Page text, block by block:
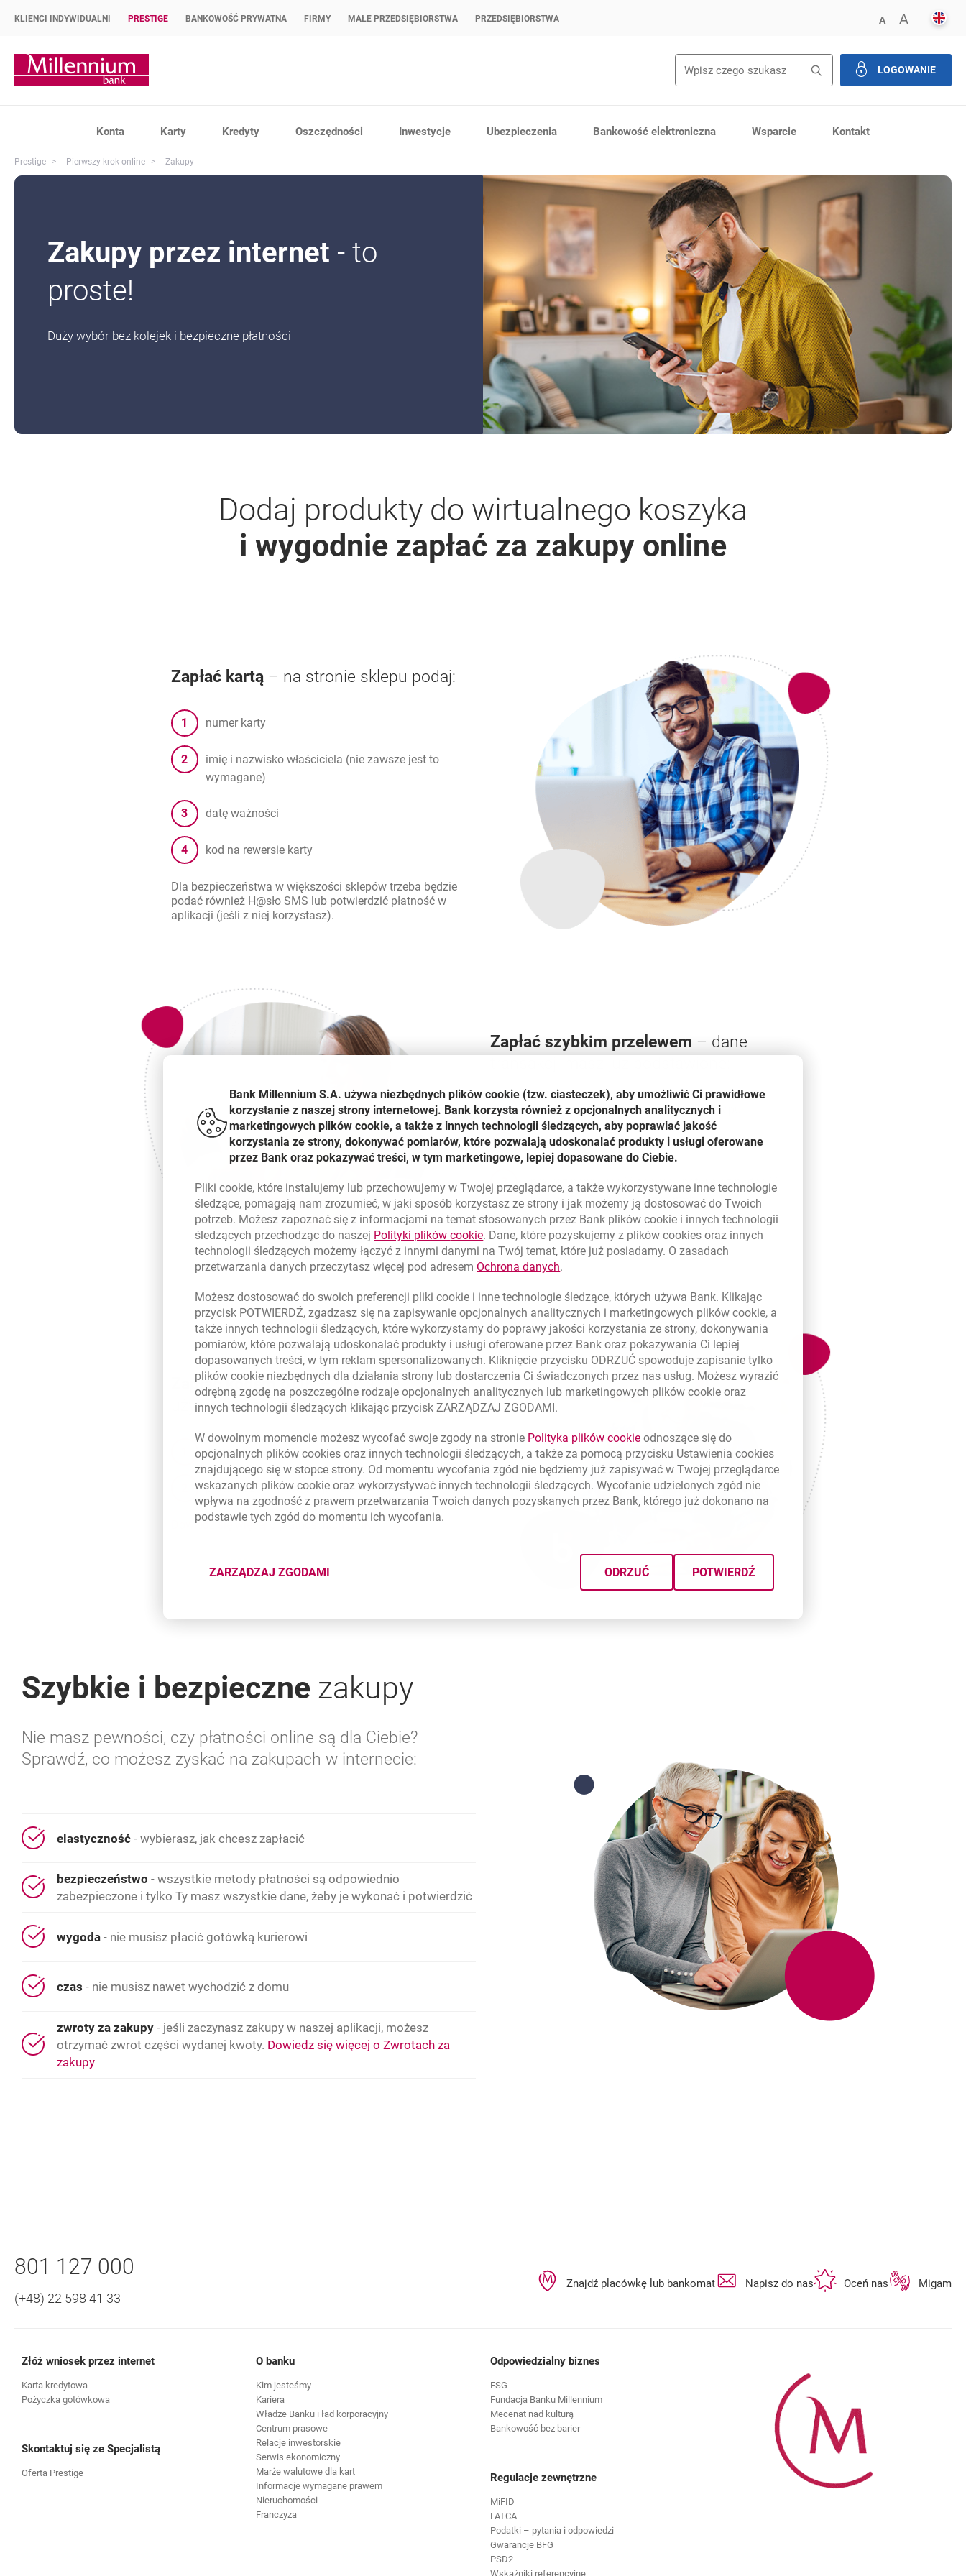
KLIENCI INDYWIDUALNI PRESTIGE BANKOWOŚĆ PRYWATNA FIRMY MAŁE PRZEDSIĘBIORSTWA PRZEDSIĘBIORSTWA AZMNIEJSZ FONT
A
Strona główna Bank Millennium
LOGOWANIE
Konta Karty Kredyty Oszczędności Inwestycje Ubezpieczenia Bankowość elektroniczna Wsparcie Kontakt
Prestige Pierwszy krok online Zakupy
Zakupy przez internet - to
proste!
Duży wybór bez kolejek i bezpieczne płatności
Dodaj produkty do wirtualnego koszyka
i wygodnie zapłać za zakupy online
Zapłać kartą– na stronie sklepu podaj:
numer karty
imię i nazwisko właściciela (nie zawsze jest to
wymagane)
datę ważności
kod na rewersie karty
Dla bezpieczeństwa w większości sklepów trzeba będzie
podać również H@sło SMS lub potwierdzić płatność w
aplikacji (jeśli z niej korzystasz).
Zapłać szybkim przelewem – dane
wybierz Bank Millennium na stronie sklepu
zaloguj się do konta
sprawdź poprawność danych i potwierdź płatność
H@słem SMS lub w aplikacji mobilnej
Zapłać kodem BLIK– opcja dla
użytkowników aplikacji mobilnej:
przepisz kod BLIK z aplikacji na stronę sklepu
potwierdź płatność w aplikacji PIN-em
Dowiedz się więcej o płatnościach BLIK
Szybkie i bezpieczne zakupy
Nie masz pewności, czy płatności online są dla Ciebie?
Sprawdź, co możesz zyskać na zakupach w internecie:
elastyczność - wybierasz, jak chcesz zapłacić
bezpieczeństwo - wszystkie metody płatności są odpowiednio
zabezpieczone i tylko Ty masz wszystkie dane, żeby je wykonać i potwierdzić
wygoda - nie musisz płacić gotówką kurierowi
czas - nie musisz nawet wychodzić z domu
zwroty za zakupy - jeśli zaczynasz zakupy w naszej aplikacji, możesz
otrzymać zwrot części wydanej kwoty. Dowiedz się więcej o Zwrotach za
zakupy
Nawigacja dolna
Zadzwoń do nas
801 127 000
(+48) 22 598 41 33
Znajdź placówkę lub bankomatotwiera się w nowej karcie
Napisz do nasotwiera się w nowej karcie
Oceń nasotwiera się w
Migam
Złóż wniosek przez internet
Karta kredytowa
Pożyczka gotówkowa
Skontaktuj się ze Specjalistą
Oferta Prestige
O banku
Kim jesteśmy
Kariera
Władze Banku i ład korporacyjny
Centrum prasowe
Relacje inwestorskie
Serwis ekonomiczny
Marże walutowe dla kart
Informacje wymagane prawem
Nieruchomości
Franczyza
Odpowiedzialny biznes
ESG
Fundacja Banku Millennium
Mecenat nad kulturą
Bankowość bez barier
Regulacje zewnętrzne
MiFID
FATCA
Podatki – pytania i odpowiedzi
Gwarancje BFG
PSD2
Wskaźniki referencyjne
Bank Millennium S.A. używa niezbędnych plikówcookie (tzw. ciasteczek), aby umożliwić Ci prawidłowe
korzystanie z naszej strony internetowej. Bank korzysta również z opcjonalnych analitycznych i
marketingowych plików cookie, a także z innych technologii śledzących, aby poprawiać jakość
korzystania ze strony, dokonywać pomiarów, które pozwalają udoskonalać produkty i usługi oferowane
przez Bank oraz pokazywać treści, w tym marketingowe, lepiej dopasowane do Ciebie.
Plikicookie, które instalujemy lub przechowujemy w Twojej przeglądarce, a także wykorzystywane inne technologie
śledzące, pomagają nam zrozumieć, w jaki sposób korzystasz ze strony i jak możemy ją dostosować do Twoich
potrzeb. Możesz zapoznać się z informacjami na temat stosowanych przez Bank plikówcookie i innych technologii
śledzących przechodząc do naszej Polityki plikówcookielink otwiera się w nowym oknie
. Dane, które pozyskujemy z plikówcookies oraz innych
technologii śledzących możemy łączyć z innymi danymi na Twój temat, które już posiadamy. O zasadach
przetwarzania danych przeczytasz więcej pod adresem Ochrona danychlink otwiera się w nowym oknie
.
Możesz dostosować do swoich preferencji plikicookie i inne technologie śledzące, których używa Bank. Klikając
przycisk POTWIERDŹ, zgadzasz się na zapisywanie opcjonalnych analitycznych i marketingowych plikówcookie, a
także innych technologii śledzących, które wykorzystamy do poprawy jakości korzystania ze strony, dokonywania
pomiarów, które pozwalają udoskonalać produkty i usługi oferowane przez Bank oraz pokazywania Ci lepiej
dopasowanych treści, w tym reklam spersonalizowanych. Kliknięcie przycisku ODRZUĆ spowoduje zapisanie tylko
plikówcookie niezbędnych dla działania strony lub dostarczenia Ci świadczonych przez nas usług. Możesz wyrazić
odrębną zgodę na poszczególne rodzaje opcjonalnych analitycznych lub marketingowych plikówcookie oraz
innych technologii śledzących klikając przycisk ZARZĄDZAJ ZGODAMI.
W dowolnym momencie możesz wycofać swoje zgody na stronie Polityka plikówcookielink otwiera się w nowym oknie
odnoszące się do
opcjonalnych plikówcookies oraz innych technologii śledzących, a także za pomocą przycisku Ustawieniacookies
znajdującego się w stopce strony. Od momentu wycofania zgód nie będziemy już zapisywać w Twojej przeglądarce
wskazanych plikówcookie oraz wykorzystywać innych technologii śledzących. Wycofanie udzielonych zgód nie
wpływa na zgodność z prawem przetwarzania Twoich danych pozyskanych przez Bank, którego już dokonano na
podstawie tych zgód do momentu ich wycofania.
ZARZĄDZAJ ZGODAMI
DOTYCZĄCYMI PLIKÓW
ODRZUĆ POTWIERDŹ